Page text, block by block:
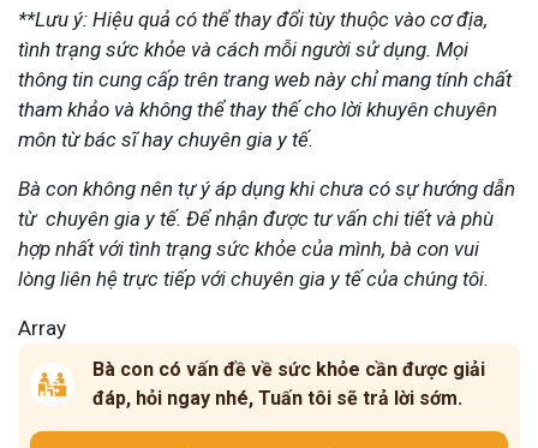
**Lưu ý: Hiệu quả có thể thay đổi tùy thuộc vào cơ địa,
tình trạng sức khỏe và cách mỗi người sử dụng. Mọi
thông tin cung cấp trên trang web này chỉ mang tính chất
tham khảo và không thể thay thế cho lời khuyên chuyên
môn từ bác sĩ hay chuyên gia y tế.
Bà con không nên tự ý áp dụng khi chưa có sự hướng dẫn
từ chuyên gia y tế. Để nhận được tư vấn chi tiết và phù
hợp nhất với tình trạng sức khỏe của mình, bà con vui
lòng liên hệ trực tiếp với chuyên gia y tế của chúng tôi.
Array
Bà con có vấn đề về sức khỏe cần được giải
đáp, hỏi ngay nhé, Tuấn tôi sẽ trả lời sớm.